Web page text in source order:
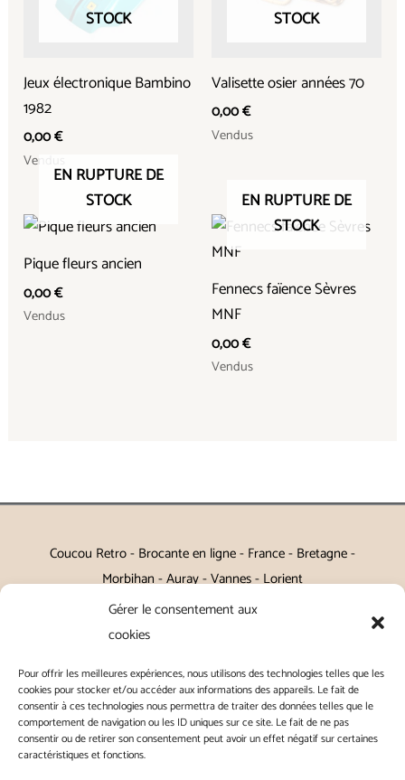
Gérer le consentement aux
cookies
Pour offrir les meilleures expériences, nous utilisons des technologies telles que les
cookies pour stocker et/ou accéder aux informations des appareils. Le fait de
consentir à ces technologies nous permettra de traiter des données telles que le
comportement de navigation ou les ID uniques sur ce site. Le fait de ne pas
consentir ou de retirer son consentement peut avoir un effet négatif sur certaines
caractéristiques et fonctions.
STOCK
Jeux électronique Bambino
1982
0,00€
Vendus
STOCK
Valisette osier années 70
0,00€
Vendus
EN RUPTURE DE
STOCK
Pique fleurs ancien
0,00€
Vendus
EN RUPTURE DE
STOCK
Fennecs faïence Sèvres
MNF
0,00€
Vendus
Coucou Retro - Brocante en ligne - France - Bretagne -
Morbihan - Auray - Vannes - Lorient
Petits meubles, décoration, miroirs, luminaires, Art de la table
Campagne Chic, Kitch
|Contact|Conditions générales de vente|Conditions
générales d'utilisation|Mentions légales|Politique de